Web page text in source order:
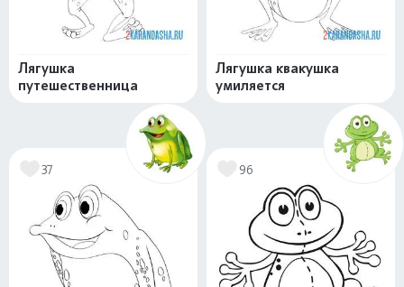
Лягушка
путешественница
Лягушка квакушка
умиляется
37 96